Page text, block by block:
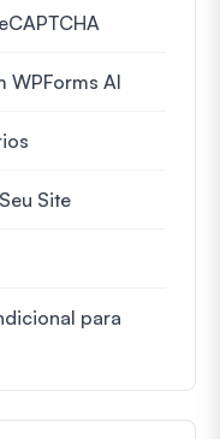
WPForms AI
Site
para